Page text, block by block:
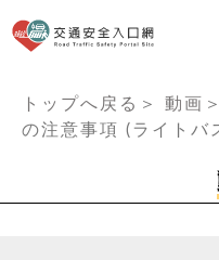
交
トップへ戻る ＞ 動画 ＞
の注意事項 (ライトバ